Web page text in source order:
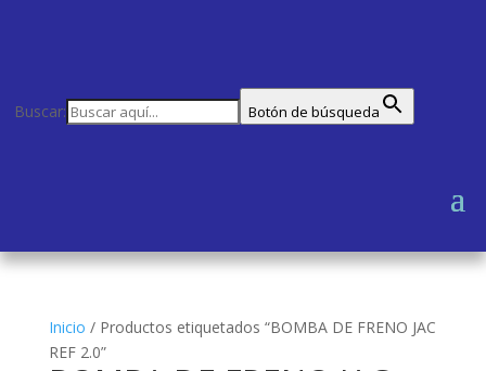
Buscar: Botón de búsqueda
Inicio / Productos etiquetados “BOMBA DE FRENO JAC
REF 2.0”